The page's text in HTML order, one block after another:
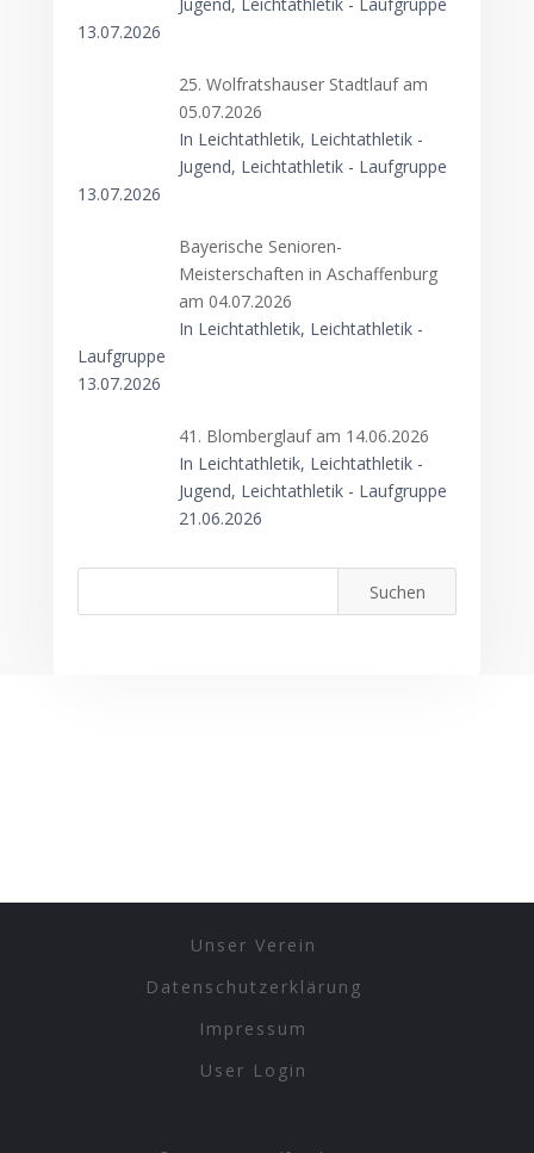
13.07.2026
25. Wolfratshauser Stadtlauf am
05.07.2026
In Leichtathletik, Leichtathletik -
Jugend, Leichtathletik - Laufgruppe
13.07.2026
Bayerische Senioren-
Meisterschaften in Aschaffenburg
am 04.07.2026
In Leichtathletik, Leichtathletik -
Laufgruppe
13.07.2026
41. Blomberglauf am 14.06.2026
In Leichtathletik, Leichtathletik -
Jugend, Leichtathletik - Laufgruppe
21.06.2026
Unser Verein
Datenschutzerklärung
Impressum
User Login